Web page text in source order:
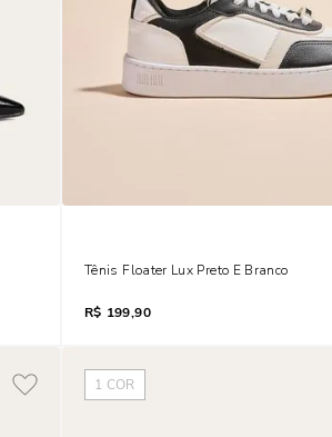
Tênis Floater Lux Preto E Branco
R$ 199,90
1 COR